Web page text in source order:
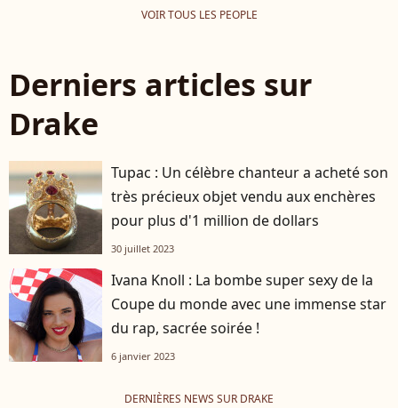
VOIR TOUS LES PEOPLE
Derniers articles sur
Drake
Tupac : Un célèbre chanteur a acheté son
très précieux objet vendu aux enchères
pour plus d'1 million de dollars
30 juillet 2023
Ivana Knoll : La bombe super sexy de la
Coupe du monde avec une immense star
du rap, sacrée soirée !
6 janvier 2023
DERNIÈRES NEWS SUR DRAKE